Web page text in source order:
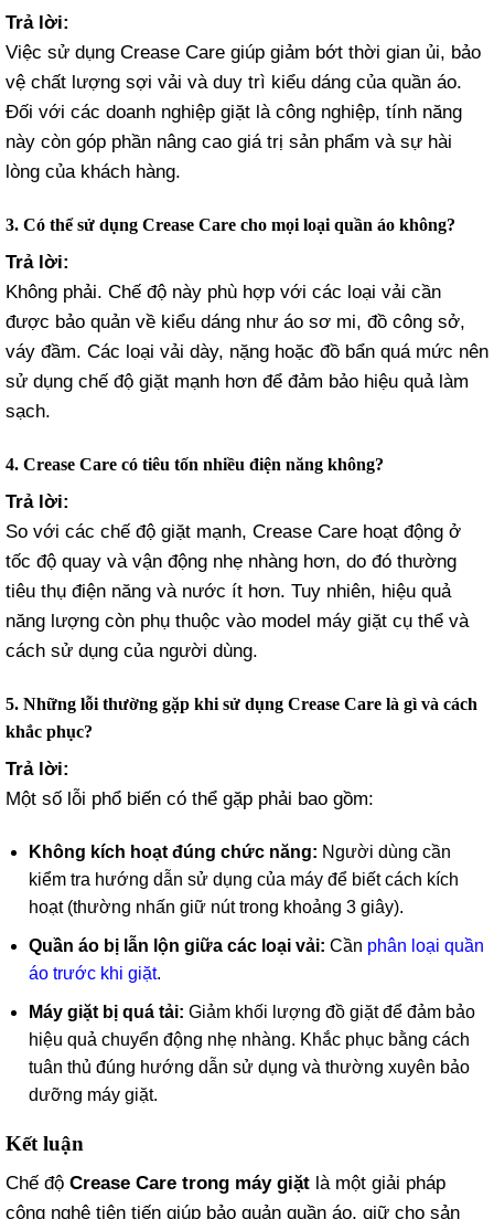
Trả lời:
Việc sử dụng Crease Care giúp giảm bớt thời gian ủi, bảo
vệ chất lượng sợi vải và duy trì kiểu dáng của quần áo.
Đối với các doanh nghiệp giặt là công nghiệp, tính năng
này còn góp phần nâng cao giá trị sản phẩm và sự hài
lòng của khách hàng.
3. Có thể sử dụng Crease Care cho mọi loại quần áo không?
Trả lời:
Không phải. Chế độ này phù hợp với các loại vải cần
được bảo quản về kiểu dáng như áo sơ mi, đồ công sở,
váy đầm. Các loại vải dày, nặng hoặc đồ bẩn quá mức nên
sử dụng chế độ giặt mạnh hơn để đảm bảo hiệu quả làm
sạch.
4. Crease Care có tiêu tốn nhiều điện năng không?
Trả lời:
So với các chế độ giặt mạnh, Crease Care hoạt động ở
tốc độ quay và vận động nhẹ nhàng hơn, do đó thường
tiêu thụ điện năng và nước ít hơn. Tuy nhiên, hiệu quả
năng lượng còn phụ thuộc vào model máy giặt cụ thể và
cách sử dụng của người dùng.
5. Những lỗi thường gặp khi sử dụng Crease Care là gì và cách
khắc phục?
Trả lời:
Một số lỗi phổ biến có thể gặp phải bao gồm:
Không kích hoạt đúng chức năng: Người dùng cần
kiểm tra hướng dẫn sử dụng của máy để biết cách kích
hoạt (thường nhấn giữ nút trong khoảng 3 giây).
Quần áo bị lẫn lộn giữa các loại vải: Cần phân loại quần
áo trước khi giặt.
Máy giặt bị quá tải: Giảm khối lượng đồ giặt để đảm bảo
hiệu quả chuyển động nhẹ nhàng. Khắc phục bằng cách
tuân thủ đúng hướng dẫn sử dụng và thường xuyên bảo
dưỡng máy giặt.
Kết luận
Chế độ Crease Care trong máy giặt là một giải pháp
công nghệ tiên tiến giúp bảo quản quần áo, giữ cho sản